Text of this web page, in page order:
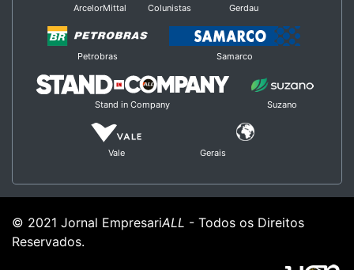
ArcelorMittal Colunistas Gerdau
Petrobras Samarco
Stand in Company Suzano
Vale Gerais
© 2021 Jornal EmpresariALL - Todos os Direitos
Reservados.